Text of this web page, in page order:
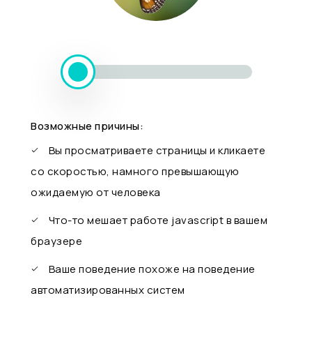
Возможные причины:
Вы просматриваете страницы и кликаете
со скоростью, намного превышающую
ожидаемую от человека
Что-то мешает работе javascript в вашем
браузере
Ваше поведение похоже на поведение
автоматизированных систем